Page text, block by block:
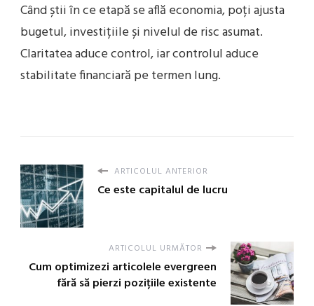
Când știi în ce etapă se află economia, poți ajusta
bugetul, investițiile și nivelul de risc asumat.
Claritatea aduce control, iar controlul aduce
stabilitate financiară pe termen lung.
ARTICOLUL ANTERIOR
Ce este capitalul de lucru
ARTICOLUL URMĂTOR
Cum optimizezi articolele evergreen
fără să pierzi pozițiile existente